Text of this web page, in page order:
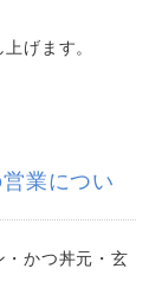
げます。
業につい
・かつ丼元・玄